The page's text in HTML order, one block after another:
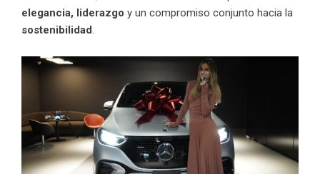
elegancia, liderazgo y un compromiso conjunto hacia la
sostenibilidad.